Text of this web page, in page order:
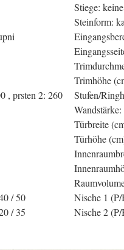
, prsten 2: 260
/ 50
/ 35
Stiege:
Steinform:
Trimhöhe
Stufen/
Türbreite
Türhöhe
Nische 1
Nische 2